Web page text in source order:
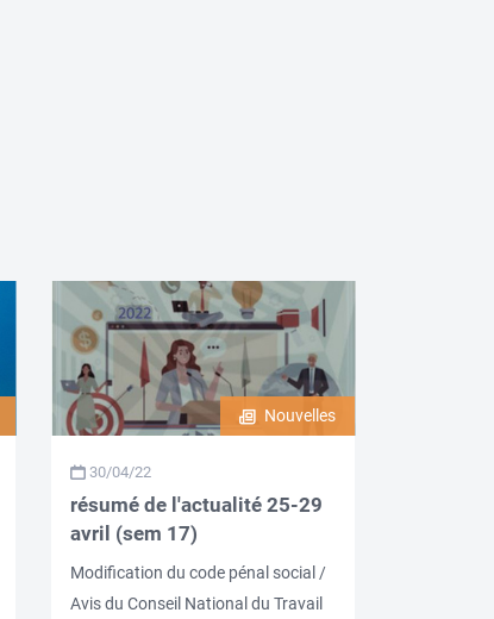
Nouvelles
30/04/22
résumé de l'actualité 25-29
avril (sem 17)
Modification du code pénal social /
Avis du Conseil National du Travail